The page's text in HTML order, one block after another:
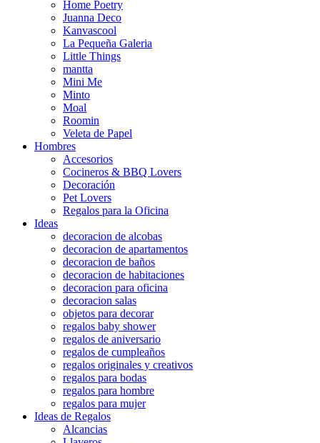
Home Poetry
Juanna Deco
Kanvascool
La Pequeña Galeria
Little Things
mantta
Mini Me
Minto
Moal
Roomin
Veleta de Papel
Hombres
Accesorios
Cocineros & BBQ Lovers
Decoración
Pet Lovers
Regalos para la Oficina
Ideas
decoracion de alcobas
decoracion de apartamentos
decoracion de baños
decoracion de habitaciones
decoracion para oficina
decoracion salas
objetos para decorar
regalos baby shower
regalos de aniversario
regalos de cumpleaños
regalos originales y creativos
regalos para bodas
regalos para hombre
regalos para mujer
Ideas de Regalos
Alcancias